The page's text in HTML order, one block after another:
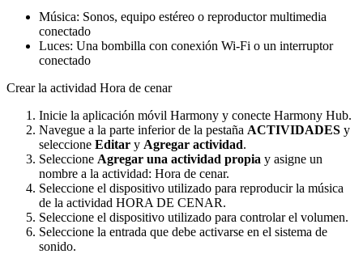
Música: Sonos, equipo estéreo o reproductor multimedia
conectado
Luces: Una bombilla con conexión Wi-Fi o un interruptor
conectado
Crear la actividad Hora de cenar
Inicie la aplicación móvil Harmony y conecte Harmony Hub.
Navegue a la parte inferior de la pestaña ACTIVIDADES y
seleccione Editar y Agregar actividad.
Seleccione Agregar una actividad propia y asigne un
nombre a la actividad: Hora de cenar.
Seleccione el dispositivo utilizado para reproducir la música
de la actividad HORA DE CENAR.
Seleccione el dispositivo utilizado para controlar el volumen.
Seleccione la entrada que debe activarse en el sistema de
sonido.